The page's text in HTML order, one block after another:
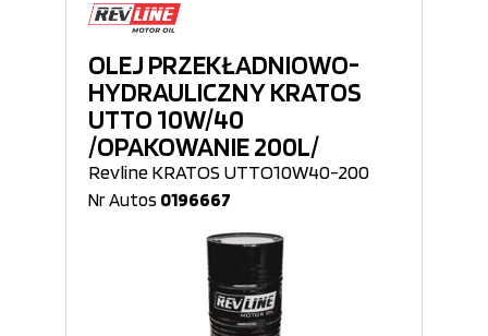
OLEJ PRZEKŁADNIOWO-
HYDRAULICZNY KRATOS
UTTO 10W/40
/OPAKOWANIE 200L/
Revline KRATOS UTTO10W40-200
Nr Autos 0196667